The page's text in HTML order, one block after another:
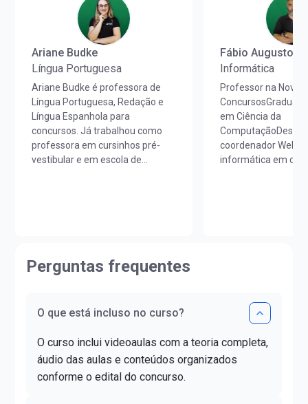
Ariane Budke
Língua Portuguesa
Ariane Budke é professora de
Língua Portuguesa, Redação e
Língua Espanhola para
concursos. Já trabalhou como
professora em cursinhos pré-
vestibular e em escola de
Portuguesa pela FLUL. É pós-
graduada em Docência do Ensino
certificado DELE de proficiência
Fábio Augusto
Informática
Professor na Nova
em Ciência da
coordenador Web,
informática em
Perguntas frequentes
O que está incluso no curso?
O curso inclui videoaulas com a teoria completa,
áudio das aulas e conteúdos organizados
conforme o edital do concurso.